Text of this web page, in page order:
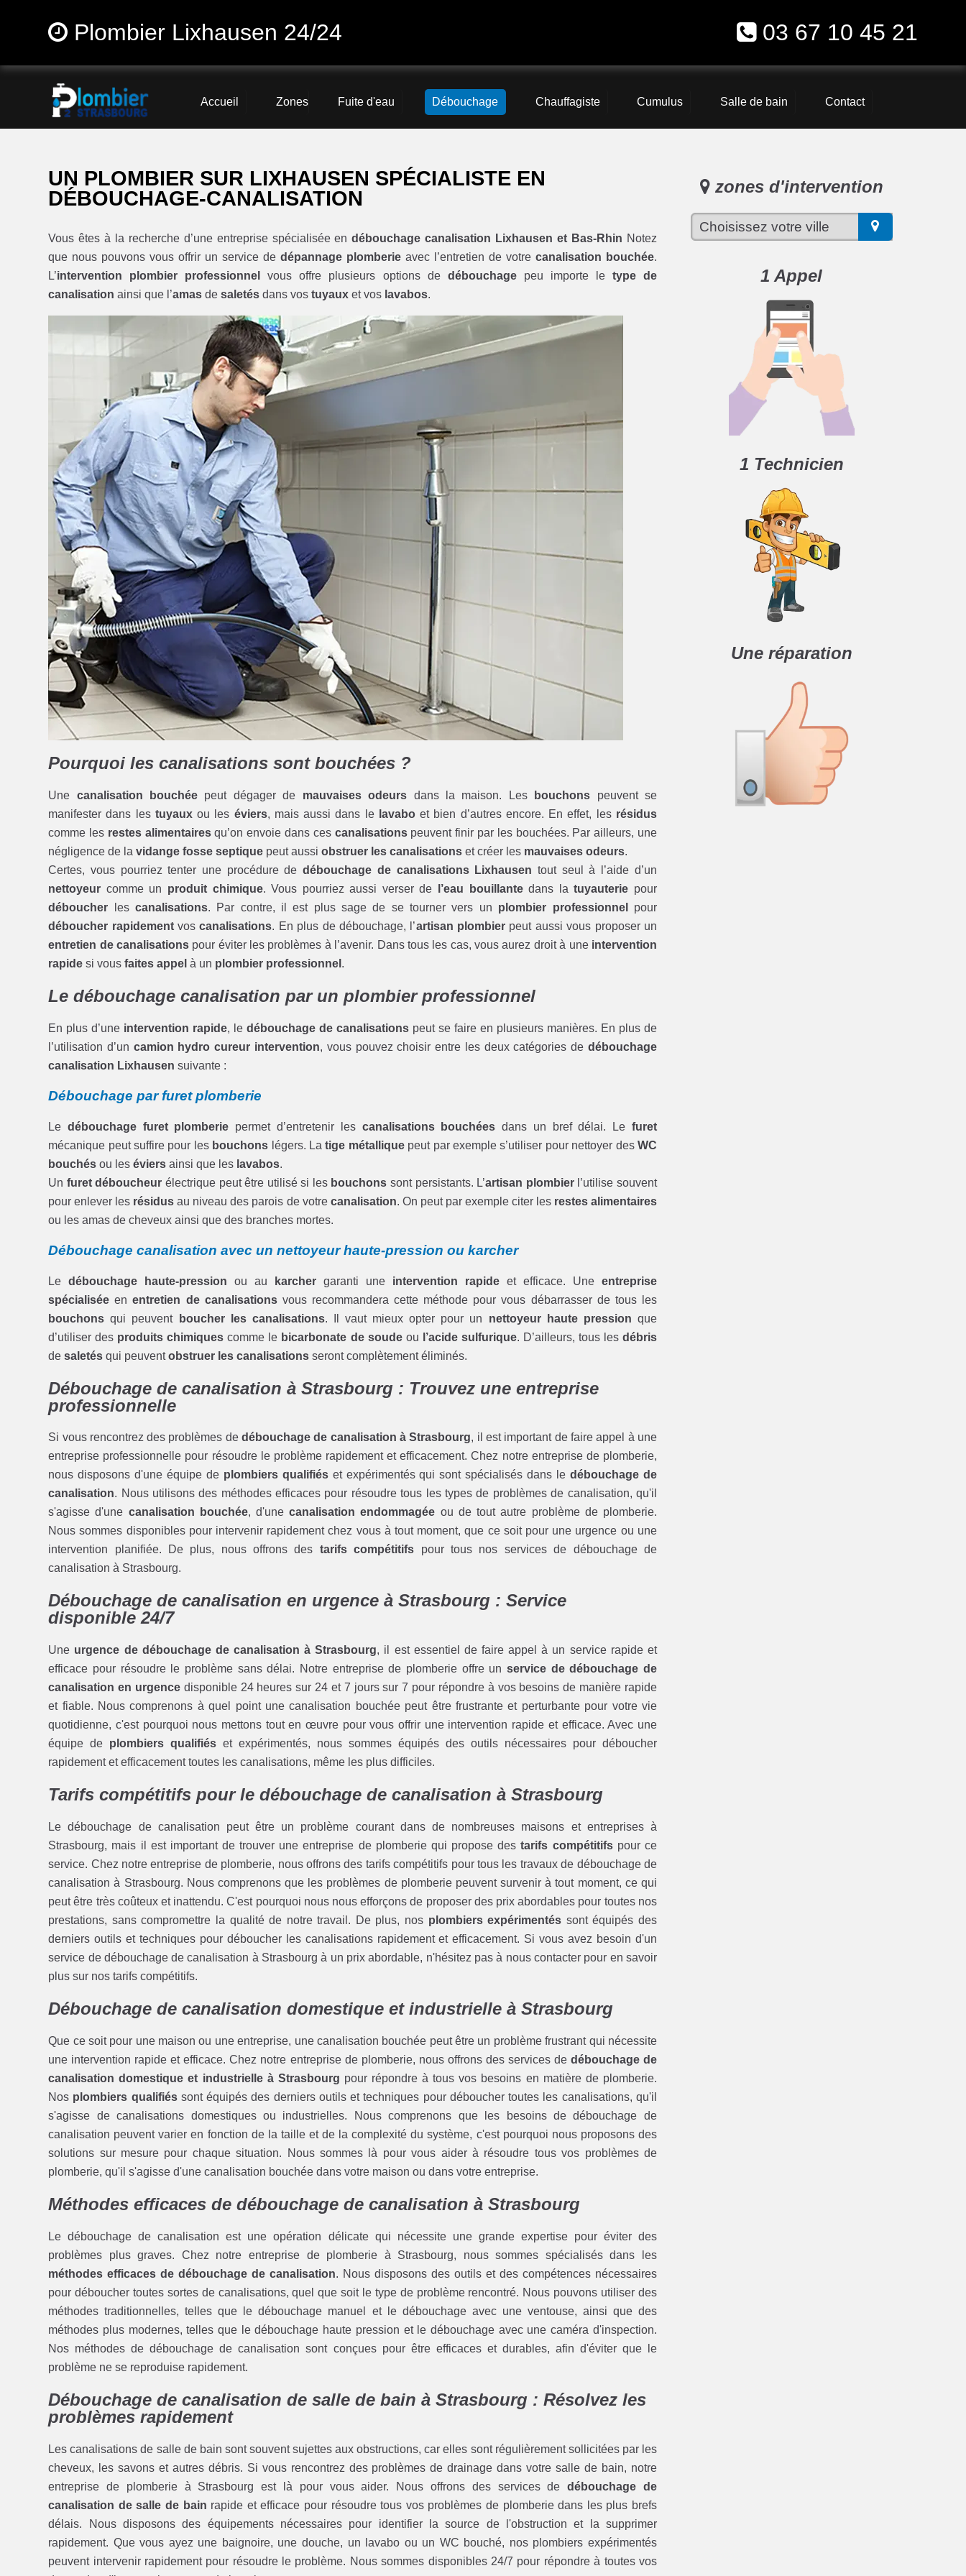
Plombier Lixhausen 24/24 03 67 10 45 21
Accueil Zones Fuite d'eau Débouchage Chauffagiste Cumulus Salle de bain Contact
UN PLOMBIER SUR LIXHAUSEN SPÉCIALISTE EN
DÉBOUCHAGE-CANALISATION
Vous êtes à la recherche d’une entreprise spécialisée endébouchage canalisation Lixhausen et Bas-Rhin Notez
que nous pouvons vous offrir un service dedépannage plomberie avec l’entretien de votre canalisation bouchée.
L’intervention plombier professionnel vous offre plusieurs options de débouchagepeu importe le type de
canalisation ainsi que l’amas desaletés dans vostuyaux et vos lavabos.
Pourquoi les canalisations sont bouchées ?
Une canalisation bouchée peut dégager de mauvaises odeurs dans la maison. Les bouchons peuvent se
manifester dans les tuyauxou les éviers, mais aussi dans le lavaboet bien d’autres encore. En effet, les résidus
comme les restes alimentairesqu’on envoie dans ces canalisationspeuvent finir par les bouchées. Par ailleurs, une
négligence de lavidange fosse septique peut aussiobstruer les canalisations et créer les mauvaises odeurs.
Certes, vous pourriez tenter une procédure dedébouchage de canalisations Lixhausen tout seul à l’aide d’un
nettoyeur comme un produit chimique. Vous pourriez aussi verser de l’eau bouillantedans latuyauterie pour
déboucher les canalisations. Par contre, il est plus sage de se tourner vers un plombier professionnel
pour
déboucher rapidementvoscanalisations. En plus de débouchage, l’artisan plombierpeut aussi vous proposer un
entretien de canalisationspour éviter les problèmes à l’avenir. Dans tous les cas, vous aurez droit à une intervention
rapide si vousfaites appel à un plombier professionnel .
Le débouchage canalisation par un plombier professionnel
En plus d’une intervention rapide, ledébouchage de canalisations peut se faire en plusieurs manières. En plus de
l’utilisation d’un camion hydro cureur intervention, vous pouvez choisir entre les deux catégories de débouchage
canalisation Lixhausen suivante :
Débouchage par furet plomberie
Le débouchage furet plomberie permet d’entretenir les canalisations bouchées dans un bref délai. Le furet
mécanique peut suffire pour les bouchons légers. Latige métalliquepeut par exemple s’utiliser pour nettoyer des WC
bouchés ou leséviers ainsi que les lavabos.
Un furet déboucheur électrique peut être utilisé si les bouchons sont persistants. L’artisan plombierl’utilise souvent
pour enlever les résidus au niveau des parois de votre canalisation. On peut par exemple citer les restes alimentaires
ou les amas de cheveux ainsi que des branches mortes.
Débouchage canalisation avec un nettoyeur haute-pression ou karcher
Ledébouchage haute-pression ou au karcher garanti une intervention rapide et efficace. Une entreprise
spécialisée enentretien de canalisationsvous recommandera cette méthode pour vous débarrasser de tous les
bouchons qui peuvent boucher les canalisations. Il vaut mieux opter pour un nettoyeur haute pression que
d’utiliser des produits chimiques comme le bicarbonate de soudeou l’acide sulfurique. D’ailleurs, tous les débris
desaletés qui peuventobstruer les canalisations seront complètement éliminés.
Débouchage de canalisation à Strasbourg : Trouvez une entreprise
professionnelle
Si vous rencontrez des problèmes dedébouchage de canalisation à Strasbourg, il est important de faire appel à une
entreprise professionnelle pour résoudre le problème rapidement et efficacement. Chez notre entreprise de plomberie,
nous disposons d'une équipe de plombiers qualifiéset expérimentés qui sont spécialisés dans ledébouchage de
canalisation. Nous utilisons des méthodes efficaces pour résoudre tous les types de problèmes de canalisation, qu'il
s'agisse d'une canalisation bouchée, d'unecanalisation endommagée ou de tout autre problème de plomberie.
Nous sommes disponibles pour intervenir rapidement chez vous à tout moment, que ce soit pour une urgence ou une
intervention planifiée. De plus, nous offrons des tarifs compétitifs pour tous nos services de débouchage de
canalisation à Strasbourg.
Débouchage de canalisation en urgence à Strasbourg : Service
disponible 24/7
Une urgence de débouchage de canalisation à Strasbourg, il est essentiel de faire appel à un service rapide et
efficace pour résoudre le problème sans délai. Notre entreprise de plomberie offre un service de débouchage de
canalisation en urgencedisponible 24 heures sur 24 et 7 jours sur 7 pour répondre à vos besoins de manière rapide
et fiable. Nous comprenons à quel point une canalisation bouchée peut être frustrante et perturbante pour votre vie
quotidienne, c'est pourquoi nous mettons tout en œuvre pour vous offrir une intervention rapide et efficace. Avec une
équipe de plombiers qualifiés et expérimentés, nous sommes équipés des outils nécessaires pour déboucher
rapidement et efficacement toutes les canalisations, même les plus difficiles.
Tarifs compétitifs pour le débouchage de canalisation à Strasbourg
Le débouchage de canalisation peut être un problème courant dans de nombreuses maisons et entreprises à
Strasbourg, mais il est important de trouver une entreprise de plomberie qui propose destarifs compétitifspour ce
service. Chez notre entreprise de plomberie, nous offrons des tarifs compétitifs pour tous les travaux de débouchage de
canalisation à Strasbourg. Nous comprenons que les problèmes de plomberie peuvent survenir à tout moment, ce qui
peut être très coûteux et inattendu. C'est pourquoi nous nous efforçons de proposer des prix abordables pour toutes nos
prestations, sans compromettre la qualité de notre travail. De plus, nos plombiers expérimentés sont équipés des
derniers outils et techniques pour déboucher les canalisations rapidement et efficacement. Si vous avez besoin d'un
service de débouchage de canalisation à Strasbourg à un prix abordable, n'hésitez pas à nous contacter pour en savoir
plus sur nos tarifs compétitifs.
Débouchage de canalisation domestique et industrielle à Strasbourg
Que ce soit pour une maison ou une entreprise, une canalisation bouchée peut être un problème frustrant qui nécessite
une intervention rapide et efficace. Chez notre entreprise de plomberie, nous offrons des services de débouchage de
canalisation domestique et industrielle à Strasbourg pour répondre à tous vos besoins en matière de plomberie.
Nos plombiers qualifiéssont équipés des derniers outils et techniques pour déboucher toutes les canalisations, qu'il
s'agisse de canalisations domestiques ou industrielles. Nous comprenons que les besoins de débouchage de
canalisation peuvent varier en fonction de la taille et de la complexité du système, c'est pourquoi nous proposons des
solutions sur mesure pour chaque situation. Nous sommes là pour vous aider à résoudre tous vos problèmes de
plomberie, qu'il s'agisse d'une canalisation bouchée dans votre maison ou dans votre entreprise.
Méthodes efficaces de débouchage de canalisation à Strasbourg
Le débouchage de canalisation est une opération délicate qui nécessite une grande expertise pour éviter des
problèmes plus graves. Chez notre entreprise de plomberie à Strasbourg, nous sommes spécialisés dans les
méthodes efficaces de débouchage de canalisation. Nous disposons des outils et des compétences nécessaires
pour déboucher toutes sortes de canalisations, quel que soit le type de problème rencontré. Nous pouvons utiliser des
méthodes traditionnelles, telles que le débouchage manuel et le débouchage avec une ventouse, ainsi que des
méthodes plus modernes, telles que le débouchage haute pression et le débouchage avec une caméra d'inspection.
Nos méthodes de débouchage de canalisation sont conçues pour être efficaces et durables, afin d'éviter que le
problème ne se reproduise rapidement.
Débouchage de canalisation de salle de bain à Strasbourg : Résolvez les
problèmes rapidement
Les canalisations de salle de bain sont souvent sujettes aux obstructions, car elles sont régulièrement sollicitées par les
cheveux, les savons et autres débris. Si vous rencontrez des problèmes de drainage dans votre salle de bain, notre
entreprise de plomberie à Strasbourg est là pour vous aider. Nous offrons des services dedébouchage de
canalisation de salle de bain rapide et efficace pour résoudre tous vos problèmes de plomberie dans les plus brefs
délais. Nous disposons des équipements nécessaires pour identifier la source de l'obstruction et la supprimer
rapidement. Que vous ayez une baignoire, une douche, un lavabo ou un WC bouché, nos plombiers expérimentés
peuvent intervenir rapidement pour résoudre le problème. Nous sommes disponibles 24/7 pour répondre à toutes vos
zones d'intervention
1 Appel
1 Technicien
Une réparation